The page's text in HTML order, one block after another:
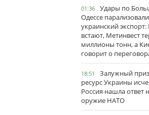
01:36
Удары по
Одессе парализовали
украинский
встают, Метинвест
миллионы тонн, а
говорит о
18:51
Залужный
ресурс Украины
Россия нашла ответ
оружие НАТО